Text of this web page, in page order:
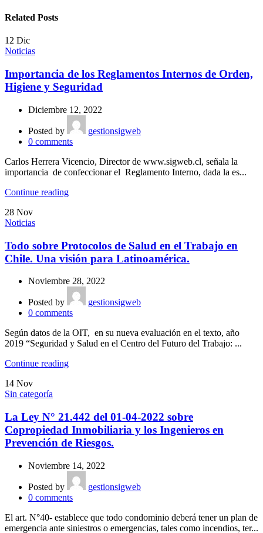
Related Posts
12 Dic
Noticias
Importancia de los Reglamentos Internos de Orden,
Higiene y Seguridad
Diciembre 12, 2022
Posted by
gestionsigweb
0 comments
Carlos Herrera Vicencio, Director de www.sigweb.cl, señala la
importancia de confeccionar el Reglamento Interno, dada la es...
Continue reading
28 Nov
Noticias
Todo sobre Protocolos de Salud en el Trabajo en
Chile. Una visión para Latinoamérica.
Noviembre 28, 2022
Posted by
gestionsigweb
0 comments
Según datos de la OIT, en su nueva evaluación en el texto, año
2019 “Seguridad y Salud en el Centro del Futuro del Trabajo: ...
Continue reading
14 Nov
Sin categoría
La Ley N° 21.442 del 01-04-2022 sobre
Copropiedad Inmobiliaria y los Ingenieros en
Prevención de Riesgos.
Noviembre 14, 2022
Posted by
gestionsigweb
0 comments
El art. N°40- establece que todo condominio deberá tener un plan de
emergencia ante siniestros o emergencias, tales como incendios, ter...